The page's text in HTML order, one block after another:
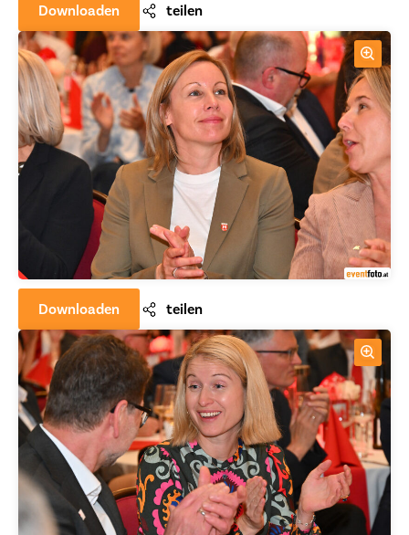
Downloaden teilen
Downloaden teilen